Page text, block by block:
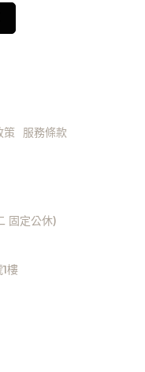
迎洽詢客服。
策 服務條款
固定公休)
樓